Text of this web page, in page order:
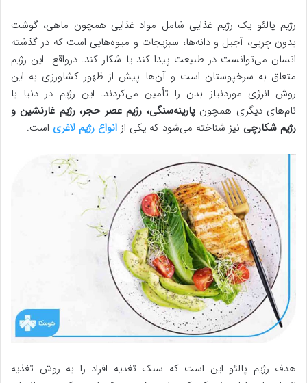
رژیم پالئو یک رژیم غذایی شامل مواد غذایی همچون ماهی، گوشت
بدون چربی، آجیل و دانه‌ها، سبزیجات و میوه‌هایی است که در گذشته
انسان می‌توانست در طبیعت پیدا کند یا شکار کند. درواقع این رژیم
متعلق به سرخپوستان است و آن‌ها پیش از ظهور کشاورزی به این
روش انرژی موردنیاز بدن را تأمین می‌کردند. این رژیم در دنیا با
نام‌های دیگری همچونپارینه‌سنگی، رژیم عصر حجر، رژیم غارنشین و
رژیم شکارچی نیز شناخته می‌شود که یکی از انواع رژیم لاغری است.
هدف رژیم پالئو این است که سبک تغذیه افراد را به روش تغذیه